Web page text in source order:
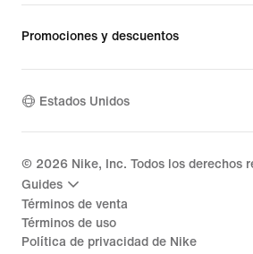
Promociones y descuentos
Estados Unidos
© 2026 Nike, Inc. Todos los derechos
Guides
Términos de venta
Términos de uso
Política de privacidad de Nike